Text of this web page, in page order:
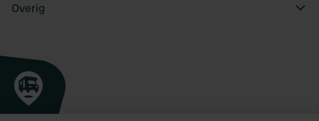
Overig